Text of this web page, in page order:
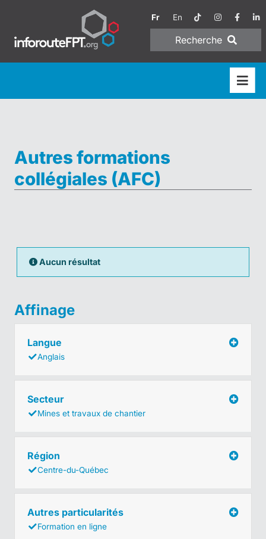
Fr En
Recherche
Autres formations
collégiales (AFC)
Aucun résultat
Affinage
Langue
Anglais
Secteur
Mines et travaux de chantier
Région
Centre-du-Québec
Autres particularités
Formation en ligne